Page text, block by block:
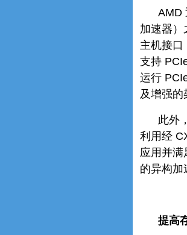
AMD
加速器）
主机接口
支持
运行
及增强的
此外
利用经
应用并满
的异构加
提高